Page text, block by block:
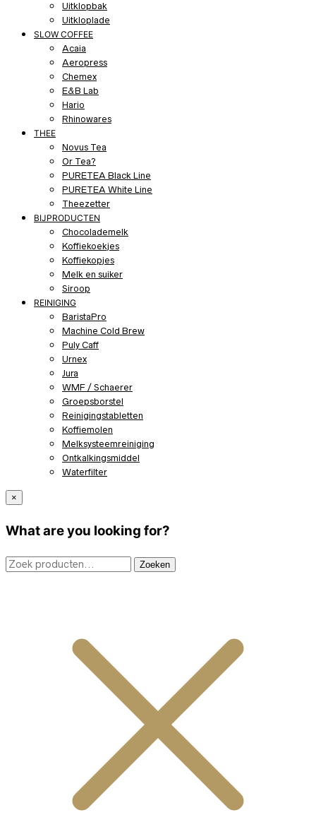
Uitklopbak
Uitkloplade
SLOW COFFEE
Acaia
Aeropress
Chemex
E&B Lab
Hario
Rhinowares
THEE
Novus Tea
Or Tea?
PURETEA Black Line
PURETEA White Line
Theezetter
BIJPRODUCTEN
Chocolademelk
Koffiekoekjes
Koffiekopjes
Melk en suiker
Siroop
REINIGING
BaristaPro
Machine Cold Brew
Puly Caff
Urnex
Jura
WMF / Schaerer
Groepsborstel
Reinigingstabletten
Koffiemolen
Melksysteemreiniging
Ontkalkingsmiddel
Waterfilter
×
What are you looking for?
Zoeken
naar:
Zoeken